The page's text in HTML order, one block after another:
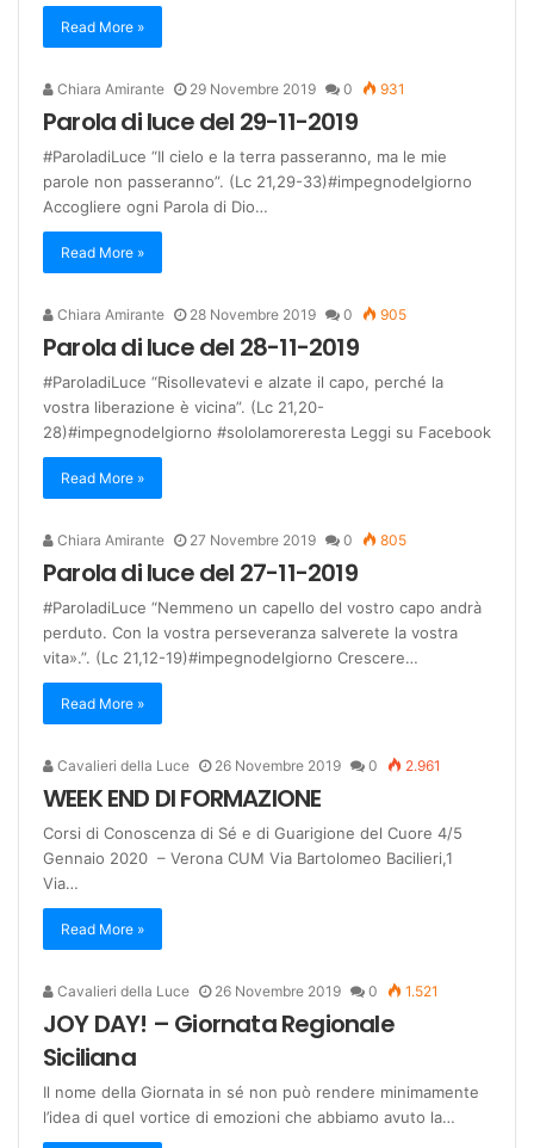
Read More »
Chiara Amirante 29 Novembre 2019 0 931
Parola di luce del 29-11-2019
#ParoladiLuce “Il cielo e la terra passeranno, ma le mie
parole non passeranno”. (Lc 21,29-33)#impegnodelgiorno
Accogliere ogni Parola di Dio…
Read More »
Chiara Amirante 28 Novembre 2019 0 905
Parola di luce del 28-11-2019
#ParoladiLuce “Risollevatevi e alzate il capo, perché la
vostra liberazione è vicina”. (Lc 21,20-
28)#impegnodelgiorno #sololamoreresta Leggi su Facebook
Read More »
Chiara Amirante 27 Novembre 2019 0 805
Parola di luce del 27-11-2019
#ParoladiLuce “Nemmeno un capello del vostro capo andrà
perduto. Con la vostra perseveranza salverete la vostra
vita».”. (Lc 21,12-19)#impegnodelgiorno Crescere…
Read More »
Cavalieri della Luce 26 Novembre 2019 0 2.961
WEEK END DI FORMAZIONE
Corsi di Conoscenza di Sé e di Guarigione del Cuore 4/5
Gennaio 2020 – Verona CUM Via Bartolomeo Bacilieri,1
Via…
Read More »
Cavalieri della Luce 26 Novembre 2019 0 1.521
JOY DAY! – Giornata Regionale
Siciliana
Il nome della Giornata in sé non può rendere minimamente
l’idea di quel vortice di emozioni che abbiamo avuto la…